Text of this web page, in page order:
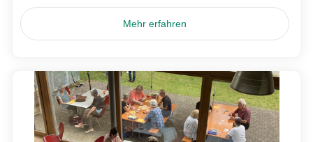
Mehr erfahren